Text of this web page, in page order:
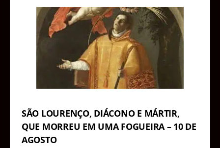
SÃO LOURENÇO, DIÁCONO E MÁRTIR,
QUE MORREU EM UMA FOGUEIRA – 10 DE
AGOSTO